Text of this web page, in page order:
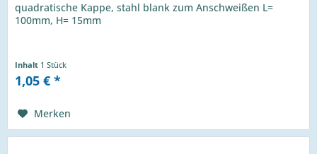
quadratische Kappe, stahl blank zum Anschweißen L=
100mm, H= 15mm
Inhalt 1 Stück
1,05 € *
Merken